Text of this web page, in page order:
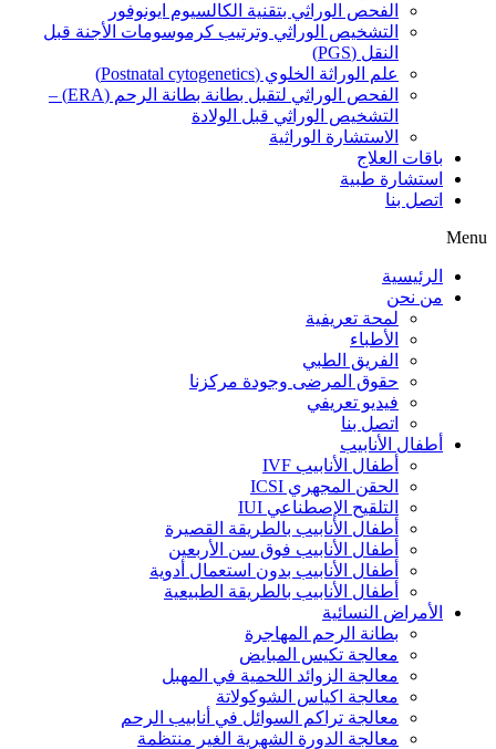
الفحص الوراثي بتقنية الكالسيوم ايونوفور
التشخيص الوراثي وترتيب كرموسومات الأجنة قبل
النقل (PGS)
علم الوراثة الخلوي (Postnatal cytogenetics)
الفحص الوراثي لتقبل بطانة بطانة الرحم (ERA) –
التشخيص الوراثي قبل الولادة
الاستشارة الوراثية
باقات العلاج
استشارة طبية
اتصل بنا
Menu
الرئيسية
من نحن
لمحة تعريفية
الأطباء
الفريق الطبي
حقوق المرضى وجودة مركزنا
فيديو تعريفي
اتصل بنا
أطفال الأنابيب
أطفال الأنابيب IVF
الحقن المجهري ICSI
التلقيح الإصطناعي IUI
أطفال الأنابيب بالطريقة القصيرة
أطفال الأنابيب فوق سن الأربعين
أطفال الأنابيب بدون استعمال أدوية
أطفال الأنابيب بالطريقة الطبيعية
الأمراض النسائية
بطانة الرحم المهاجرة
معالجة تكيس المبايض
معالجة الزوائد اللحمية في المهبل
معالجة اكياس الشوكولاتة
معالجة تراكم السوائل في أنابيب الرحم
معالجة الدورة الشهرية الغير منتظمة